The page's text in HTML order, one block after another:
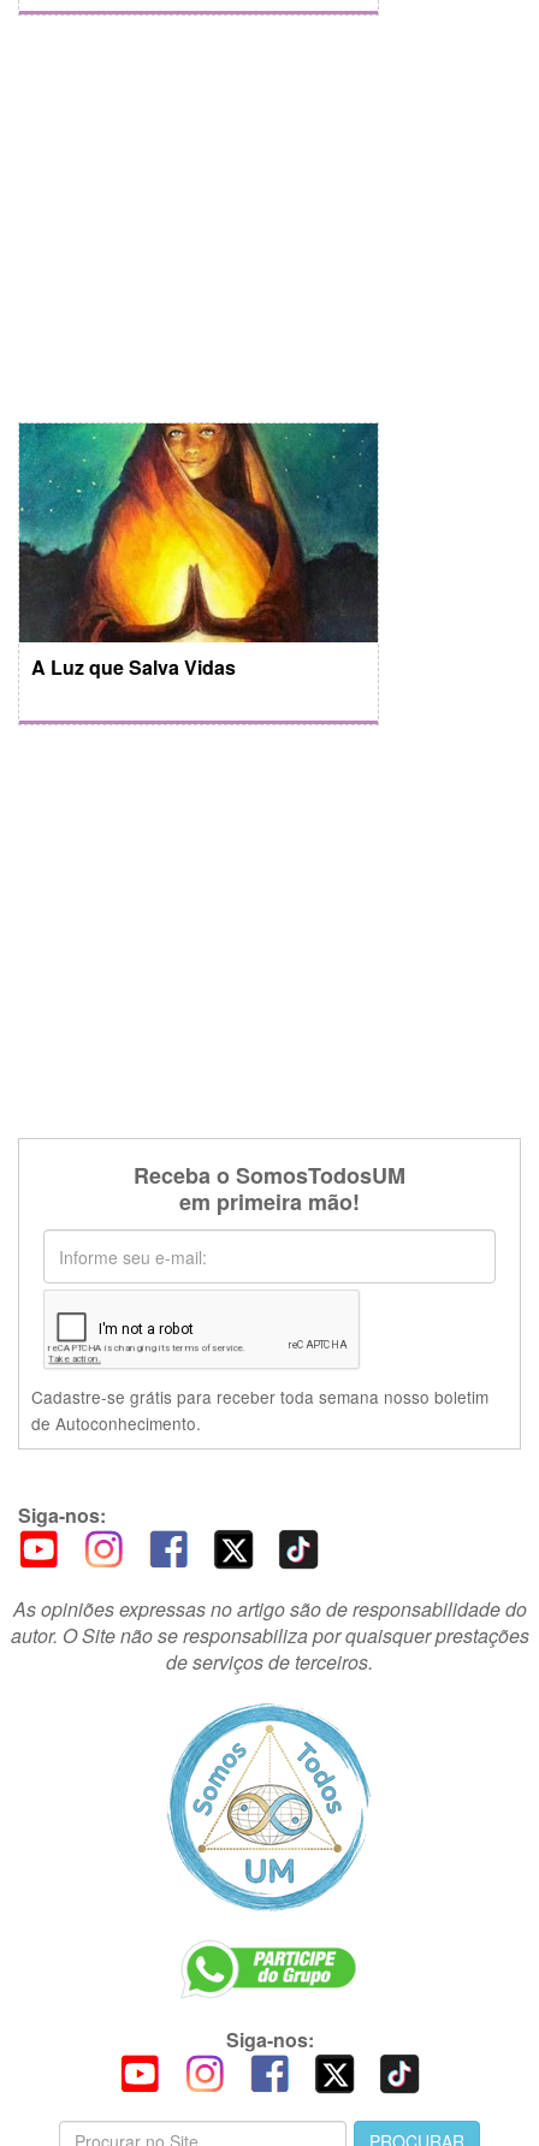
A Luz que Salva Vidas
Receba o SomosTodosUM
em primeira mão!
Cadastre-se grátis para receber toda semana nosso boletim
de Autoconhecimento.
Siga-nos:
As opiniões expressas no artigo são de responsabilidade do
autor. O Site não se responsabiliza por quaisquer prestações
de serviços de terceiros.
Siga-nos: